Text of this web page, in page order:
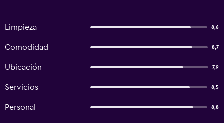
Limpieza 8,6
Comodidad 8,7
Ubicación 7,9
Servicios 8,5
Personal 8,8